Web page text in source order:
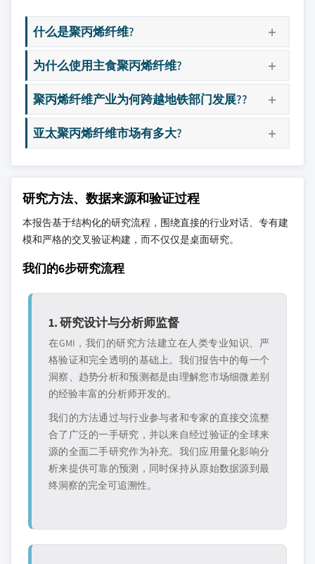
什么是聚丙烯纤维?
为什么使用主食聚丙烯纤维?
聚丙烯纤维产业为何跨越地铁部门发展??
亚太聚丙烯纤维市场有多大?
研究方法、数据来源和验证过程
本报告基于结构化的研究流程，围绕直接的行业对话、专有建
模和严格的交叉验证构建，而不仅仅是桌面研究。
我们的6步研究流程
1. 研究设计与分析师监督
在GMI，我们的研究方法建立在人类专业知识、严
格验证和完全透明的基础上。我们报告中的每一个
洞察、趋势分析和预测都是由理解您市场细微差别
的经验丰富的分析师开发的。
我们的方法通过与行业参与者和专家的直接交流整
合了广泛的一手研究，并以来自经过验证的全球来
源的全面二手研究作为补充。我们应用量化影响分
析来提供可靠的预测，同时保持从原始数据源到最
终洞察的完全可追溯性。